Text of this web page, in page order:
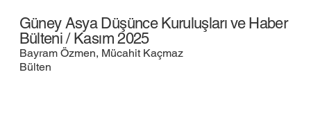
Güney Asya Düşünce Kuruluşları ve Haber
Bülteni / Kasım 2025
Bayram Özmen, Mücahit Kaçmaz
Bülten